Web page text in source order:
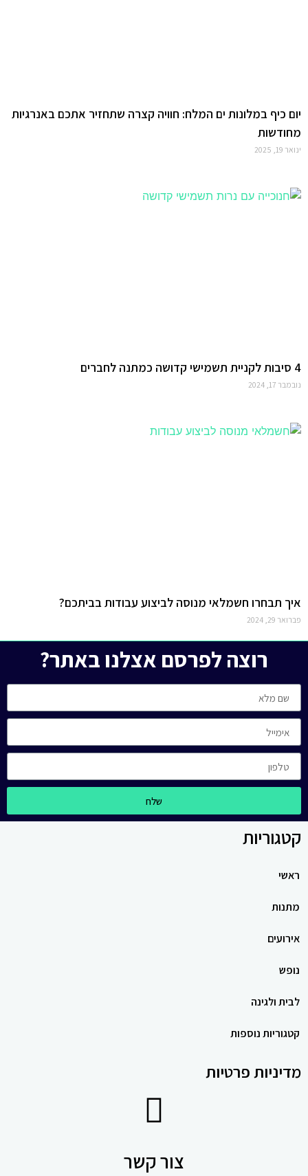
יום כיף במלונות ים המלח: חוויה קצרה שתחזיר אתכם באנרגיות
מחודשות
ינואר 19, 2025
4 סיבות לקניית תשמישי קדושה כמתנה לחברים
נובמבר 17, 2024
איך תבחרו חשמלאי מנוסה לביצוע עבודות בביתכם?
פברואר 29, 2024
רוצה לפרסם אצלנו באתר?
שלח
קטגוריות
ראשי
מתנות
אירועים
נופש
לבית ולגינה
קטגוריות נוספות
מדיניות פרטיות
צור קשר